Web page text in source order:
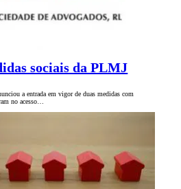
sociais da PLMJ
a entrada em vigor de duas medidas com
no acesso…